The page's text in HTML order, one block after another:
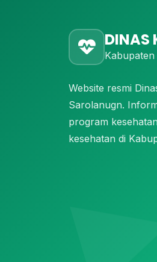
DINAS
Website resmi
Sarolanugn.
program
kesehatan di